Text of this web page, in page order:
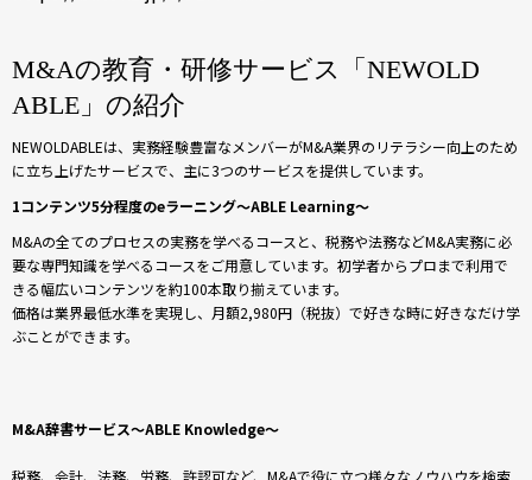
M&Aの教育・研修サービス「NEWOLD
ABLE」の紹介
NEWOLDABLEは、実務経験豊富なメンバーがM&A業界のリテラシー向上のため
に立ち上げたサービスで、主に3つのサービスを提供しています。
1コンテンツ5分程度のeラーニング～ABLE Learning～
M&Aの全てのプロセスの実務を学べるコースと、税務や法務などM&A実務に必
要な専門知識を学べるコースをご用意しています。初学者からプロまで利用で
きる幅広いコンテンツを約100本取り揃えています。
価格は業界最低水準を実現し、月額2,980円（税抜）で好きな時に好きなだけ学
ぶことができます。
M&A辞書サービス～ABLE Knowledge～